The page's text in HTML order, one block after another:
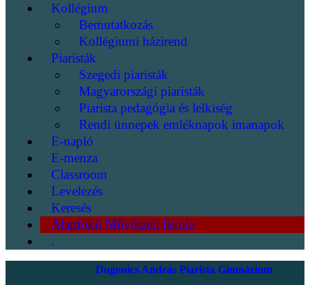
Kollégium
Bemutatkozás
Kollégiumi házirend
Piaristák
Szegedi piaristák
Magyarországi piaristák
Piarista pedagógia és lelkiség
Rendi ünnepek emléknapok imanapok
E-napló
E-menza
Classroom
Levelezés
Keresés
Alapfokú Művészeti Iskola
.
Dugonics András Piarista Gimnázium